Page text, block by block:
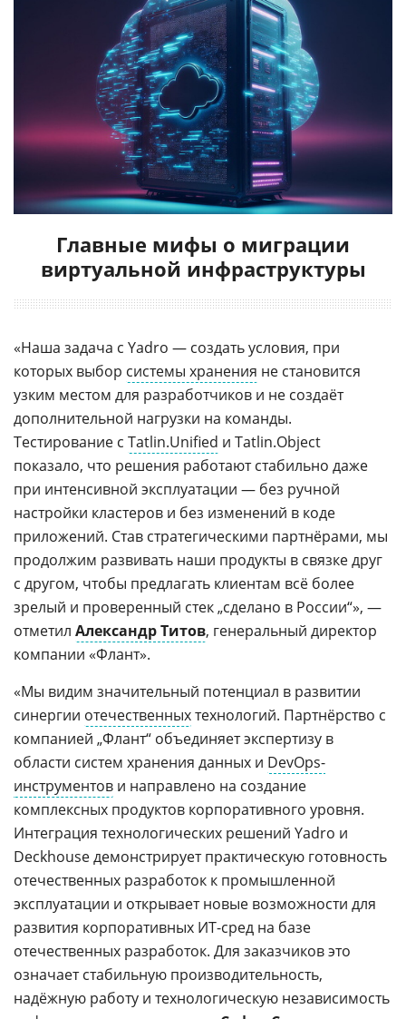
Главные мифы о миграции
виртуальной инфраструктуры
«Наша задача с Yadro — создать условия, при
которых выбор системы хранения не становится
узким местом для разработчиков и не создаёт
дополнительной нагрузки на команды.
Тестирование с Tatlin.Unified и Tatlin.Object
показало, что решения работают стабильно даже
при интенсивной эксплуатации — без ручной
настройки кластеров и без изменений в коде
приложений. Став стратегическими партнёрами, мы
продолжим развивать наши продукты в связке друг
с другом, чтобы предлагать клиентам всё более
зрелый и проверенный стек „сделано в России“», —
отметил Александр Титов, генеральный директор
компании «Флант».
«Мы видим значительный потенциал в развитии
синергии отечественныхтехнологий. Партнёрство с
компанией „Флант“ объединяет экспертизу в
области систем хранения данных и DevOps-
инструментов и направлено на создание
комплексных продуктов корпоративного уровня.
Интеграция технологических решений Yadro и
Deckhouse демонстрирует практическую готовность
отечественных разработок к промышленной
эксплуатации и открывает новые возможности для
развития корпоративных ИТ-сред на базе
отечественных разработок. Для заказчиков это
означает стабильную производительность,
надёжную работу и технологическую независимость